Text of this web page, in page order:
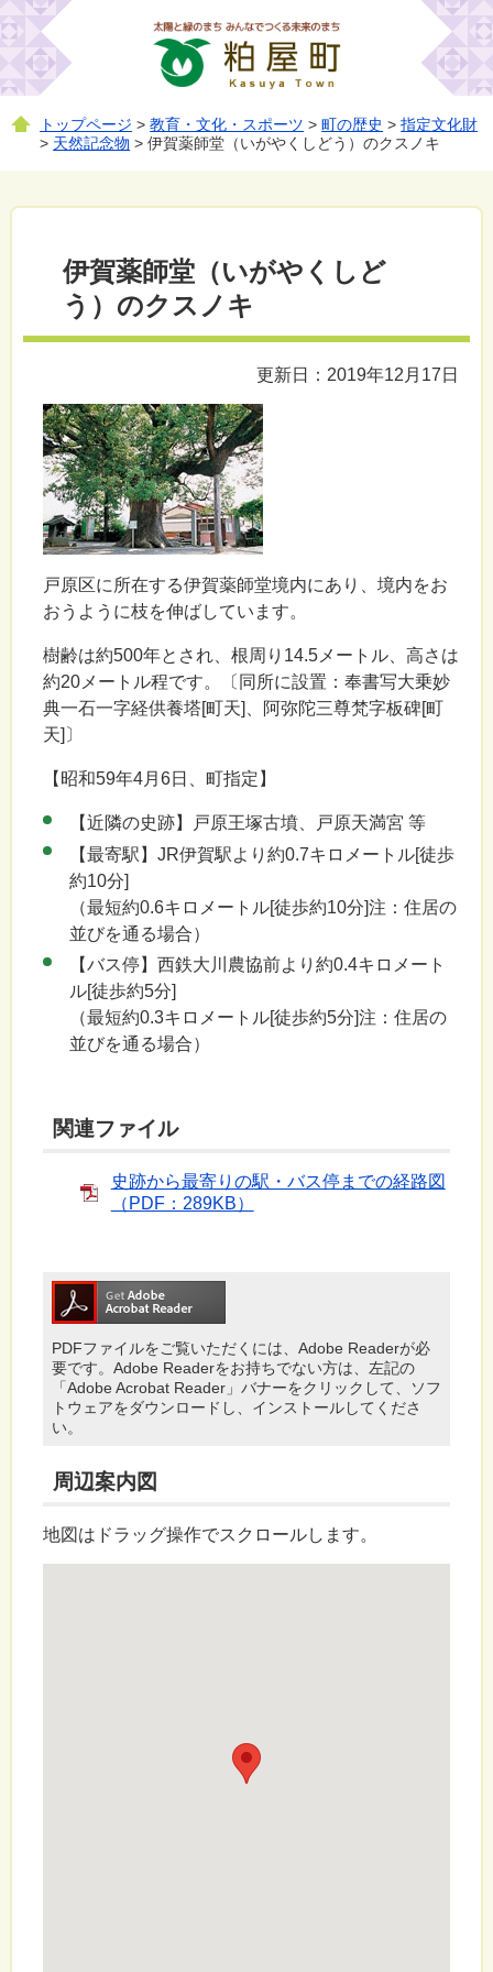
トップページ >教育・文化・スポーツ >町の歴史 >指定文化財
> 天然記念物 > 伊賀薬師堂（いがやくしどう）のクスノキ
伊賀薬師堂（いがやくしど
う）のクスノキ
更新日：2019年12月17日
戸原区に所在する伊賀薬師堂境内にあり、境内をお
おうように枝を伸ばしています。
樹齢は約500年とされ、根周り14.5メートル、高さは
約20メートル程です。〔同所に設置：奉書写大乗妙
典一石一字経供養塔[町天]、阿弥陀三尊梵字板碑[町
天]〕
【昭和59年4月6日、町指定】
【近隣の史跡】戸原王塚古墳、戸原天満宮 等
【最寄駅】JR伊賀駅より約0.7キロメートル[徒歩
約10分]
（最短約0.6キロメートル[徒歩約10分]注：住居の
並びを通る場合）
【バス停】西鉄大川農協前より約0.4キロメート
ル[徒歩約5分]
（最短約0.3キロメートル[徒歩約5分]注：住居の
並びを通る場合）
関連ファイル
史跡から最寄りの駅・バス停までの経路図
（PDF：289KB）
PDFファイルをご覧いただくには、Adobe Readerが必
要です。Adobe Readerをお持ちでない方は、左記の
「Adobe Acrobat Reader」バナーをクリックして、ソフ
トウェアをダウンロードし、インストールしてくださ
い。
周辺案内図
地図はドラッグ操作でスクロールします。